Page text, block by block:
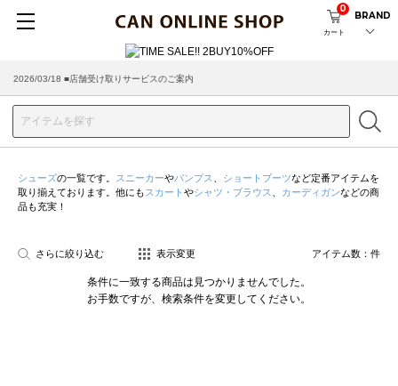
カート
0
BRAND
2026/03/18 ■店舗受け取りサービスのご案内
シューズの一覧です。 スニーカーやパンプス ショートブーツなど定番アイテムを
取り揃えております。他にも スカート やシャツ・ブラウス カーディガンなどの商
品も充実！
さらに絞り込む 表示変更 アイテム数： 件
条件に一致する商品は見つかりませんでした。
お手数ですが、検索条件を変更してください。